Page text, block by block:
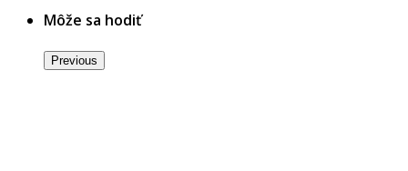
Môže sa hodiť
Previous